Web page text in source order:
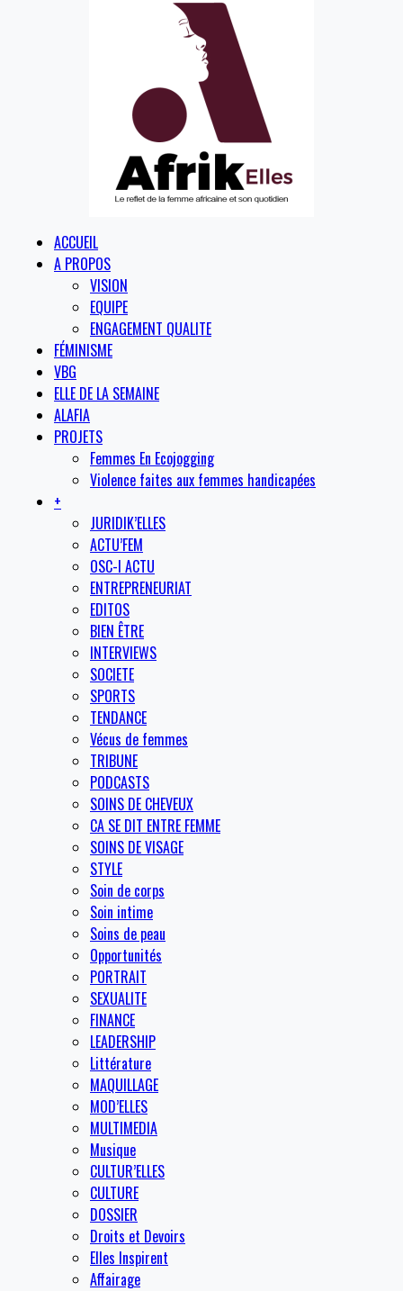
ACCUEIL
A PROPOS
VISION
EQUIPE
ENGAGEMENT QUALITE
FÉMINISME
VBG
ELLE DE LA SEMAINE
ALAFIA
PROJETS
Femmes En Ecojogging
Violence faites aux femmes handicapées
+
JURIDIK’ELLES
ACTU’FEM
OSC-I ACTU
ENTREPRENEURIAT
EDITOS
BIEN ÊTRE
INTERVIEWS
SOCIETE
SPORTS
TENDANCE
Vécus de femmes
TRIBUNE
PODCASTS
SOINS DE CHEVEUX
CA SE DIT ENTRE FEMME
SOINS DE VISAGE
STYLE
Soin de corps
Soin intime
Soins de peau
Opportunités
PORTRAIT
SEXUALITE
FINANCE
LEADERSHIP
Littérature
MAQUILLAGE
MOD’ELLES
MULTIMEDIA
Musique
CULTUR’ELLES
CULTURE
DOSSIER
Droits et Devoirs
Elles Inspirent
Affairage